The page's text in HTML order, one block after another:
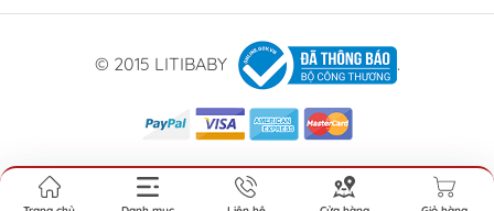
© 2015 LITIBABY .